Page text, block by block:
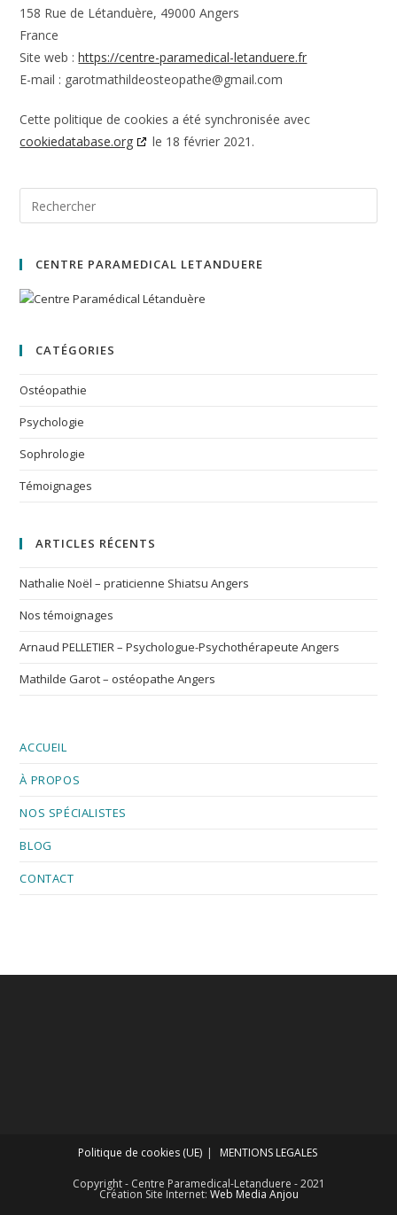
158 Rue de Létanduère, 49000 Angers
France
Site web :https://centre-paramedical-letanduere.fr
E-mail : garotmathildeosteopathe@gmail.com
Cette politique de cookies a été synchronisée avec
cookiedatabase.org
le 18 février 2021.
CENTRE PARAMEDICAL LETANDUERE
CATÉGORIES
Ostéopathie
Psychologie
Sophrologie
Témoignages
ARTICLES RÉCENTS
Nathalie Noël – praticienne Shiatsu Angers
Nos témoignages
Arnaud PELLETIER – Psychologue-Psychothérapeute Angers
Mathilde Garot – ostéopathe Angers
ACCUEIL
À PROPOS
NOS SPÉCIALISTES
BLOG
CONTACT
Politique de cookies (UE) MENTIONS LEGALES
Copyright - Centre Paramedical-Letanduere - 2021
Création Site Internet: Web Media Anjou